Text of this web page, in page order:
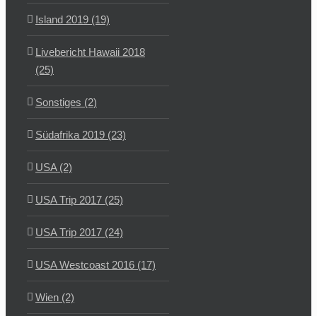
Island 2019 (19)
Livebericht Hawaii 2018
(25)
Sonstiges (2)
Südafrika 2019 (23)
USA (2)
USA Trip 2017 (25)
USA Trip 2017 (24)
USA Westcoast 2016 (17)
Wien (2)